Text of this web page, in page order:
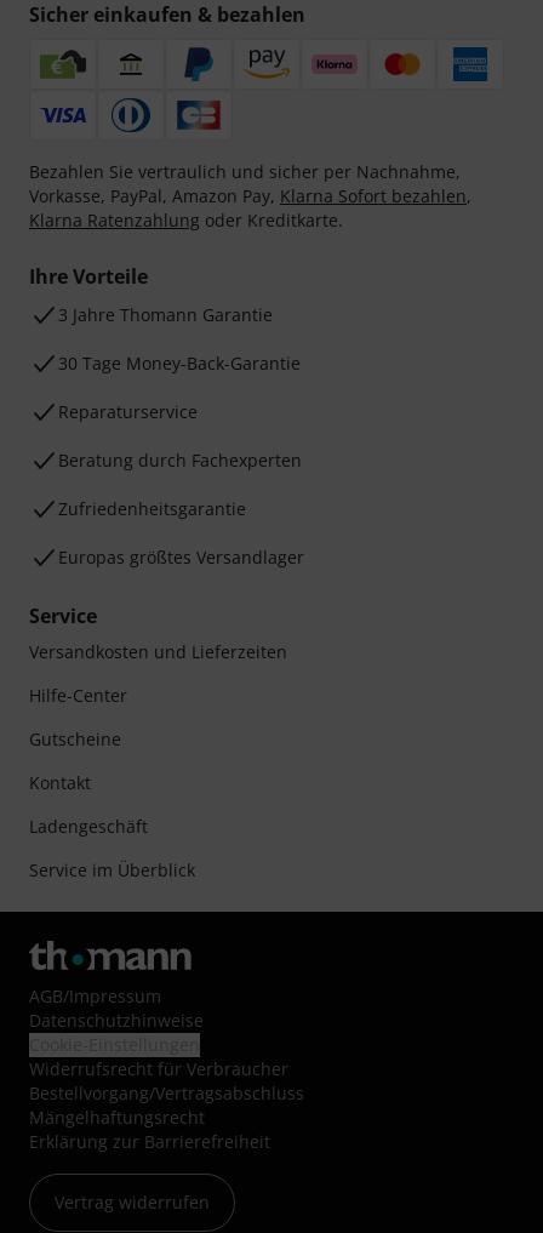
Sicher einkaufen & bezahlen
Bezahlen Sie vertraulich und sicher per Nachnahme,
Vorkasse, PayPal, Amazon Pay, Klarna Sofort bezahlen,
Klarna Ratenzahlung oder Kreditkarte.
Ihre Vorteile
3 Jahre Thomann Garantie
30 Tage Money-Back-Garantie
Reparaturservice
Beratung durch Fachexperten
Zufriedenheitsgarantie
Europas größtes Versandlager
Service
Versandkosten und Lieferzeiten
Hilfe-Center
Gutscheine
Kontakt
Ladengeschäft
Service im Überblick
AGB/Impressum
Datenschutzhinweise
Widerrufsrecht für Verbraucher
Bestellvorgang/Vertragsabschluss
Mängelhaftungsrecht
Erklärung zur Barrierefreiheit
Vertrag widerrufen